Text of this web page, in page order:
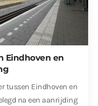
Eindhoven en
tussen Eindhoven en
na een aanrijding